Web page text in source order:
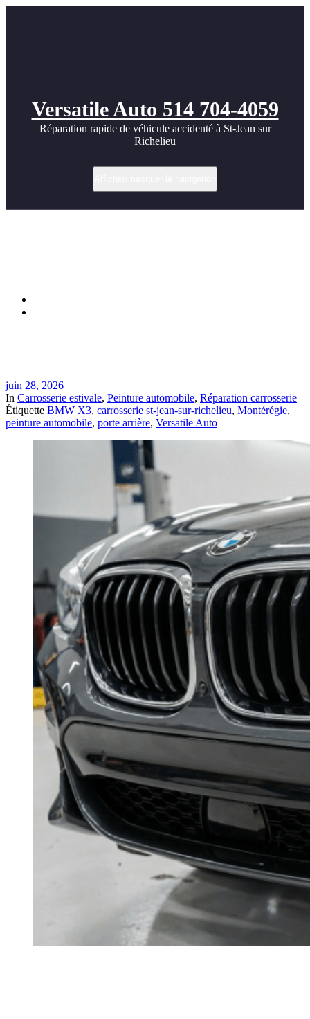
Versatile Auto 514 704-4059
Réparation rapide de véhicule accidenté à St-Jean sur
Richelieu
juin 28, 2026
In Carrosserie estivale, Peinture automobile, Réparation carrosserie
Étiquette BMW X3, carrosserie st-jean-sur-richelieu, Montérégie,
peinture automobile, porte arrière, Versatile Auto